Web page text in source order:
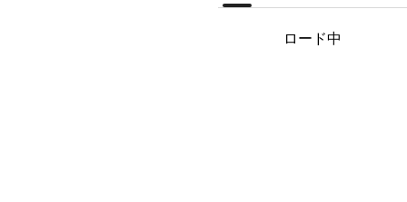
🙇 29歳です💦 愛知、岡崎の血も
ロード中